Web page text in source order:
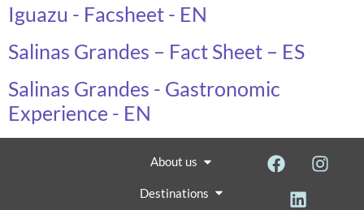
Iguazu - Facsheet - EN
Salinas Grandes – Fact Sheet – ES
Salinas Grandes - Gastronomic
Experience - EN
About us
Destinations